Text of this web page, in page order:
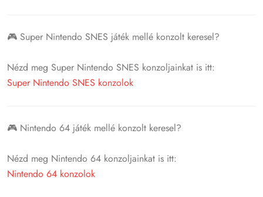
🎮 Super Nintendo SNES játék mellé konzolt keresel?
Nézd meg Super Nintendo SNES konzoljainkat is itt:
Super Nintendo SNES konzolok
🎮 Nintendo 64 játék mellé konzolt keresel?
Nézd meg Nintendo 64 konzoljainkat is itt:
Nintendo 64 konzolok